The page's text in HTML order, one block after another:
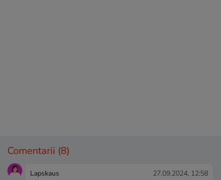
Comentarii (8)
Lapskaus 27.09.2024, 12:58